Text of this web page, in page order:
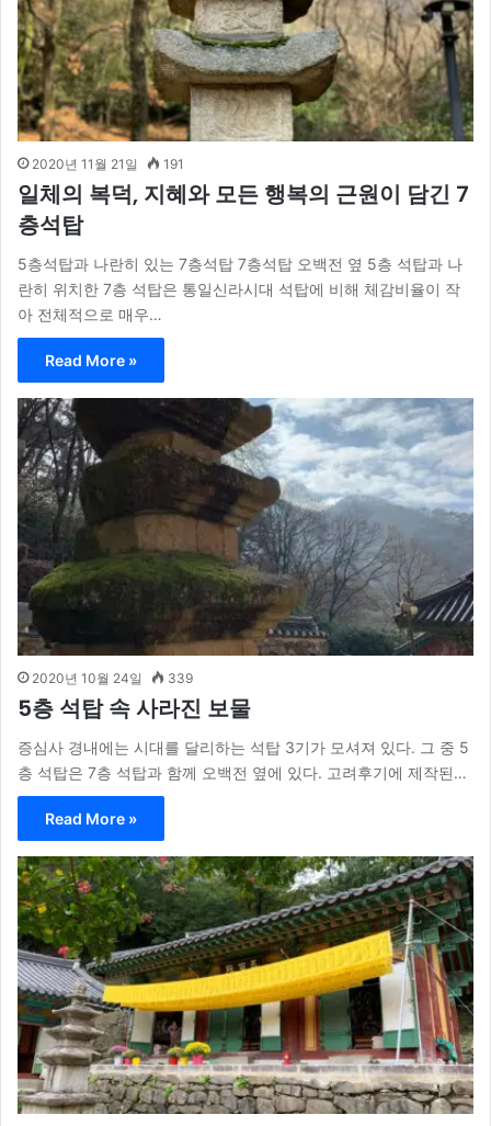
2020년 11월 21일 191
일체의 복덕, 지혜와 모든 행복의 근원이 담긴 7
층석탑
5층석탑과 나란히 있는 7층석탑 7층석탑 오백전 옆 5층 석탑과 나
란히 위치한 7층 석탑은 통일신라시대 석탑에 비해 체감비율이 작
아 전체적으로 매우…
Read More »
2020년 10월 24일 339
5층 석탑 속 사라진 보물
증심사 경내에는 시대를 달리하는 석탑 3기가 모셔져 있다. 그 중 5
층 석탑은 7층 석탑과 함께 오백전 옆에 있다. 고려후기에 제작된…
Read More »